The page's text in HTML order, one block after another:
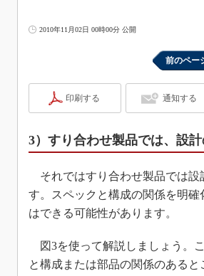
2010年11月02日 00時00分 公開
前のペー
印刷する 通知する
3）すり合わせ製品では、設
それではすり合わせ製品では設
す。スペックと構成の関係を明
はできる可能性があります。
図3を使って解説しましょう。
と構成または部品の関係のある